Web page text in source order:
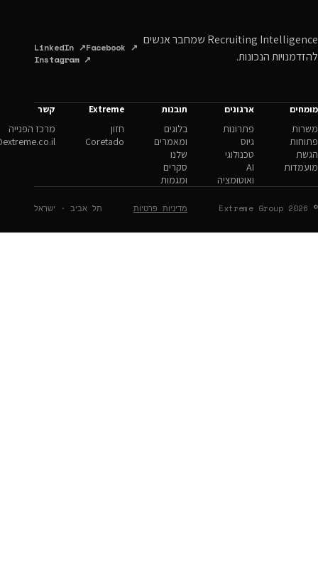
Recruiting Intelligence שמחבר אנשים
LinkedIn ↗Facebook ↗
ארגונים
פתרונות
גיוס
טכנולוגי
AI
תובנות
בלוגים
ומאמרים
שלנו
סקרים
ומגמות
Extreme
חזון
Coretado
קשר
מרכז הפנייה
hello@extreme.co.il
מדיניות פרטיות תל אביב · ישראל